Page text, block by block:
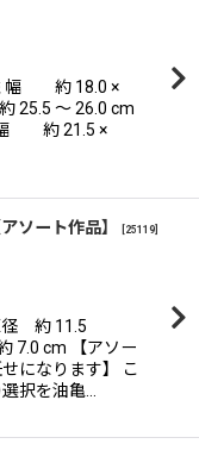
幅 約 18.0 ×
〜 26.0 cm
幅 約 21.5 ×
ート作品】 25119
約 11.5
【アソー
になります】 こ
択を油亀…